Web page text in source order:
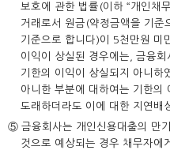
보호에 관한 법률(이하 “개인채
거래로서 원금(약정금액을 기준
기준으로 합니다)이 5천만원 미
이익이 상실된 경우에는, 금융
기한의 이익이 상실되지 아니하
아니한 부분에 대하여는 기한의
도래하더라도 이에 대한 지연배
⑤ 금융회사는 개인신용대출의 만
것으로 예상되는 경우 채무자에